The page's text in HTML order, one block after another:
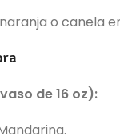
o canela
de 16 oz):